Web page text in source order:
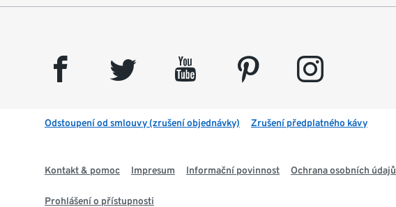
facebook twitter youtube pinterest instagram
Odstoupení od smlouvy (zrušení objednávky) Zrušení předplatného kávy
Kontakt & pomoc Impresum Informační povinnost Ochrana osobních údajů
Prohlášení o přístupnosti